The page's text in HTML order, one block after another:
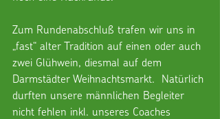
Zum Rundenabschluß trafen wir uns in
„fast“ alter Tradition auf einen oder auch
zwei Glühwein, diesmal auf dem
Darmstädter Weihnachtsmarkt.  Natürlich
durften unsere männlichen Begleiter
nicht fehlen inkl. unseres Coaches